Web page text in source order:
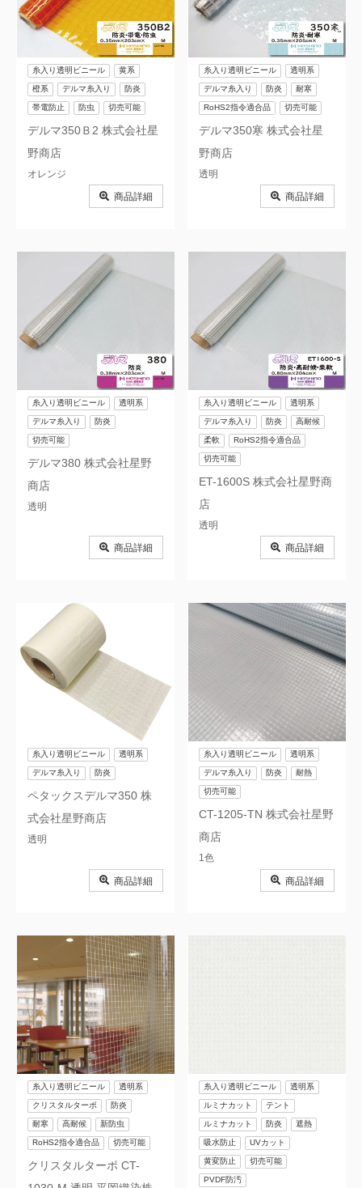
デルマ350Ｂ2 株式会社星
野商店
糸入り透明ビニール 黄系
橙系 デルマ糸入り 防炎
帯電防止 防虫 切売可能
オレンジ
商品詳細
デルマ350寒 株式会社星
野商店
糸入り透明ビニール 透明系
デルマ糸入り 防炎 耐寒
RoHS2指令適合品 切売可能
透明
商品詳細
デルマ380 株式会社星野
商店
糸入り透明ビニール 透明系
デルマ糸入り 防炎
切売可能
透明
商品詳細
ET-1600S 株式会社星野商
店
糸入り透明ビニール 透明系
デルマ糸入り 防炎 高耐候
柔軟 RoHS2指令適合品
切売可能
透明
商品詳細
ペタックスデルマ350 株
式会社星野商店
糸入り透明ビニール 透明系
デルマ糸入り 防炎
透明
商品詳細
CT-1205-TN 株式会社星野
商店
糸入り透明ビニール 透明系
デルマ糸入り 防炎 耐熱
切売可能
1色
商品詳細
クリスタルターポ CT-
糸入り透明ビニール 透明系
クリスタルターポ 防炎
耐寒 高耐候 新防虫
RoHS2指令適合品 切売可能
糸入り透明ビニール 透明系
ルミナカット テント
ルミナカット 防炎 遮熱
吸水防止 UVカット
黄変防止 切売可能
PVDF防汚